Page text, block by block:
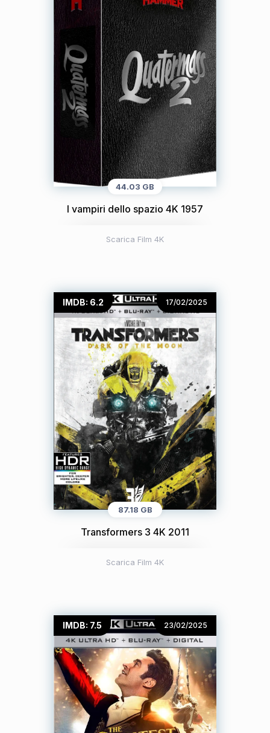
44.03 GB
I vampiri dello spazio 4K 1957
Scarica Film 4K
IMDB: 6.2 17/02/2025
87.18 GB
Transformers 3 4K 2011
Scarica Film 4K
IMDB: 7.5 23/02/2025